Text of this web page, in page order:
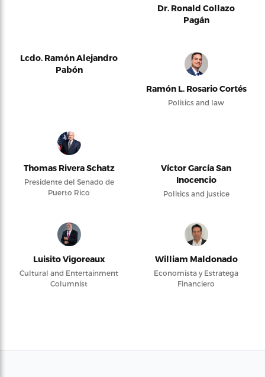
Dr. Ronald Collazo
Pagán
Lcdo. Ramón Alejandro
Pabón
Ramón L. Rosario Cortés
Politics and law
Thomas Rivera Schatz
Presidente del Senado de
Puerto Rico
Víctor García San
Inocencio
Politics and justice
Luisito Vigoreaux
Cultural and Entertainment
Columnist
William Maldonado
Economista y Estratega
Financiero